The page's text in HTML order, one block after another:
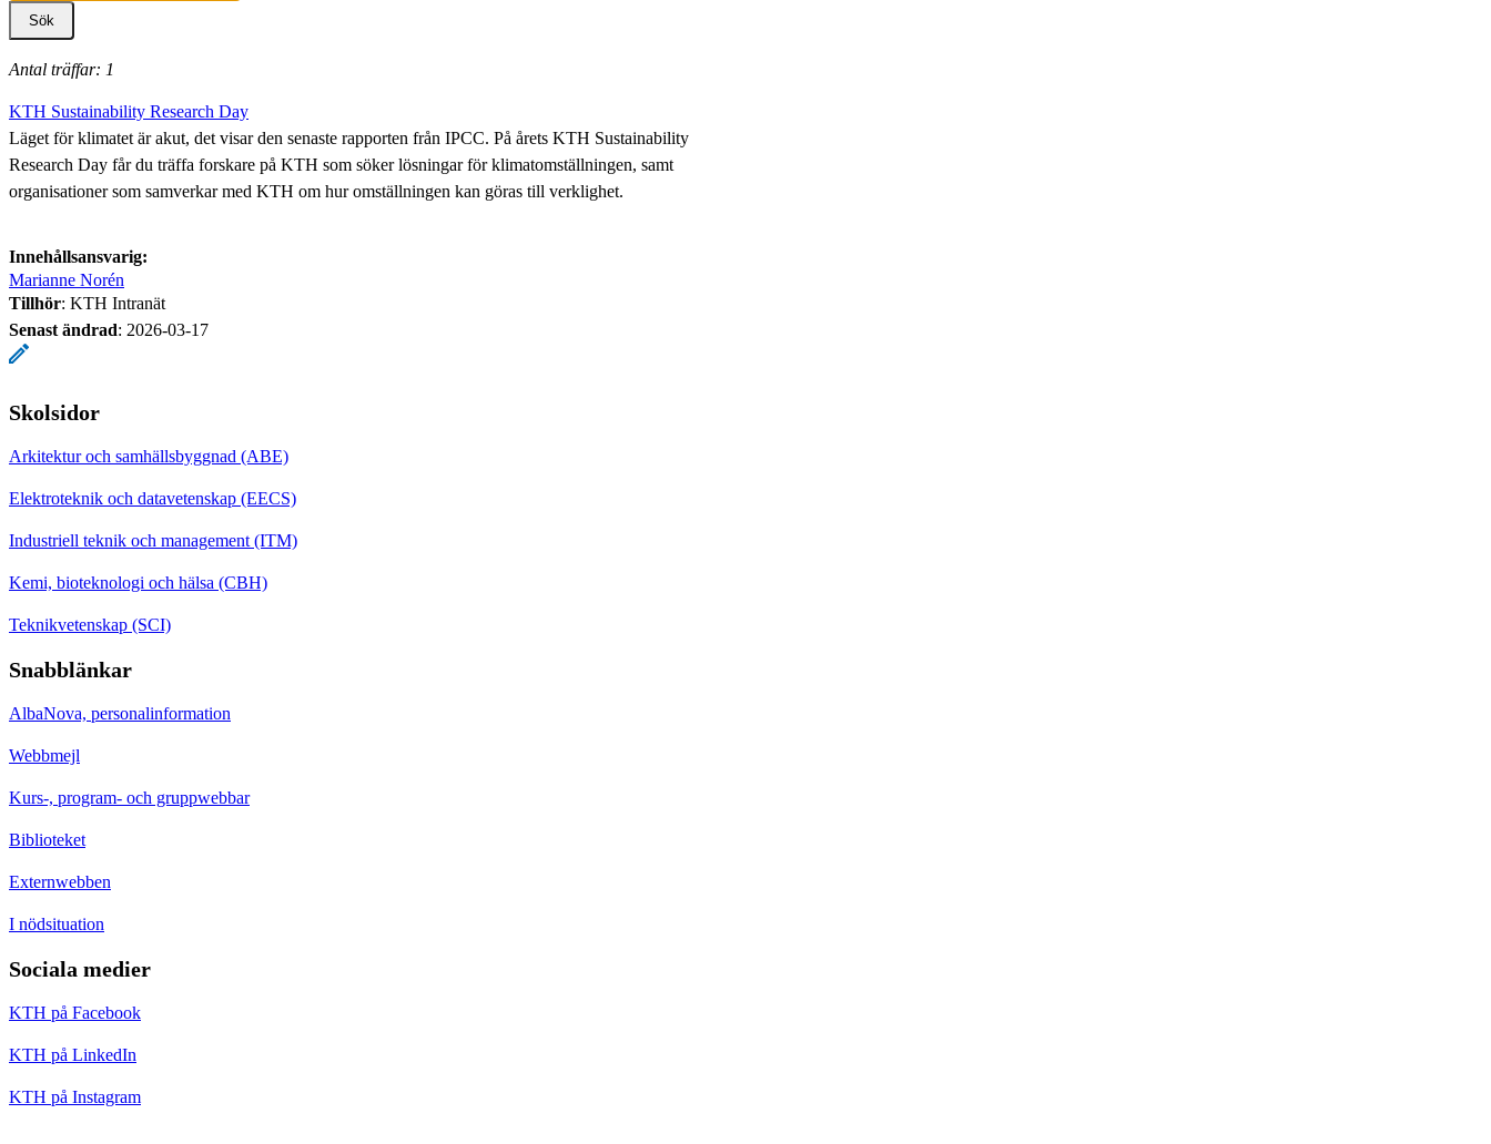
Antal träffar: 1
KTH Sustainability Research Day
Läget för klimatet är akut, det visar den senaste rapporten från IPCC. På årets KTH Sustainability
Research Day får du träffa forskare på KTH som söker lösningar för klimatomställningen, samt
organisationer som samverkar med KTH om hur omställningen kan göras till verklighet.
Innehållsansvarig:
Marianne Norén
Tillhör: KTH Intranät
Senast ändrad: 2026-03-17
Skolsidor
Arkitektur och samhällsbyggnad (ABE)
Elektroteknik och datavetenskap (EECS)
Industriell teknik och management (ITM)
Kemi, bioteknologi och hälsa (CBH)
Teknikvetenskap (SCI)
Snabblänkar
AlbaNova, personalinformation
Webbmejl
Kurs-, program- och gruppwebbar
Biblioteket
Externwebben
I nödsituation
Sociala medier
KTH på Facebook
KTH på LinkedIn
KTH på Instagram